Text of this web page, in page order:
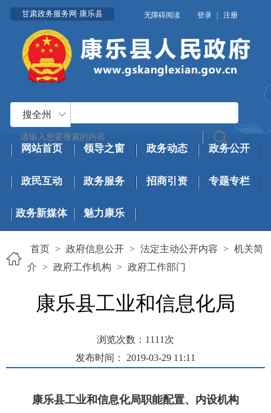
甘肃政务服务网·康乐县 无障碍阅读 登录 | 注册
搜全州
网站首页 领导之窗 政务动态 政务公开
政民互动 政务服务 招商引资 专题专栏
政务新媒体 魅力康乐
首页 > 政府信息公开 > 法定主动公开内容 > 机关简
介 > 政府工作机构 > 政府工作部门
康乐县工业和信息化局
浏览次数： 1111 次
发布时间： 2019-03-29 11:11
康乐县工业和信息化局职能配置、内设机构